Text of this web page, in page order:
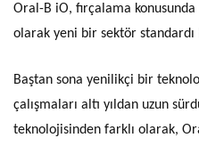
Oral-B iO, fırçalama
olarak yeni bir sektör
Baştan sona yenilikçi bir
çalışmaları altı yıldan uzun
teknolojisinden farklı olarak,